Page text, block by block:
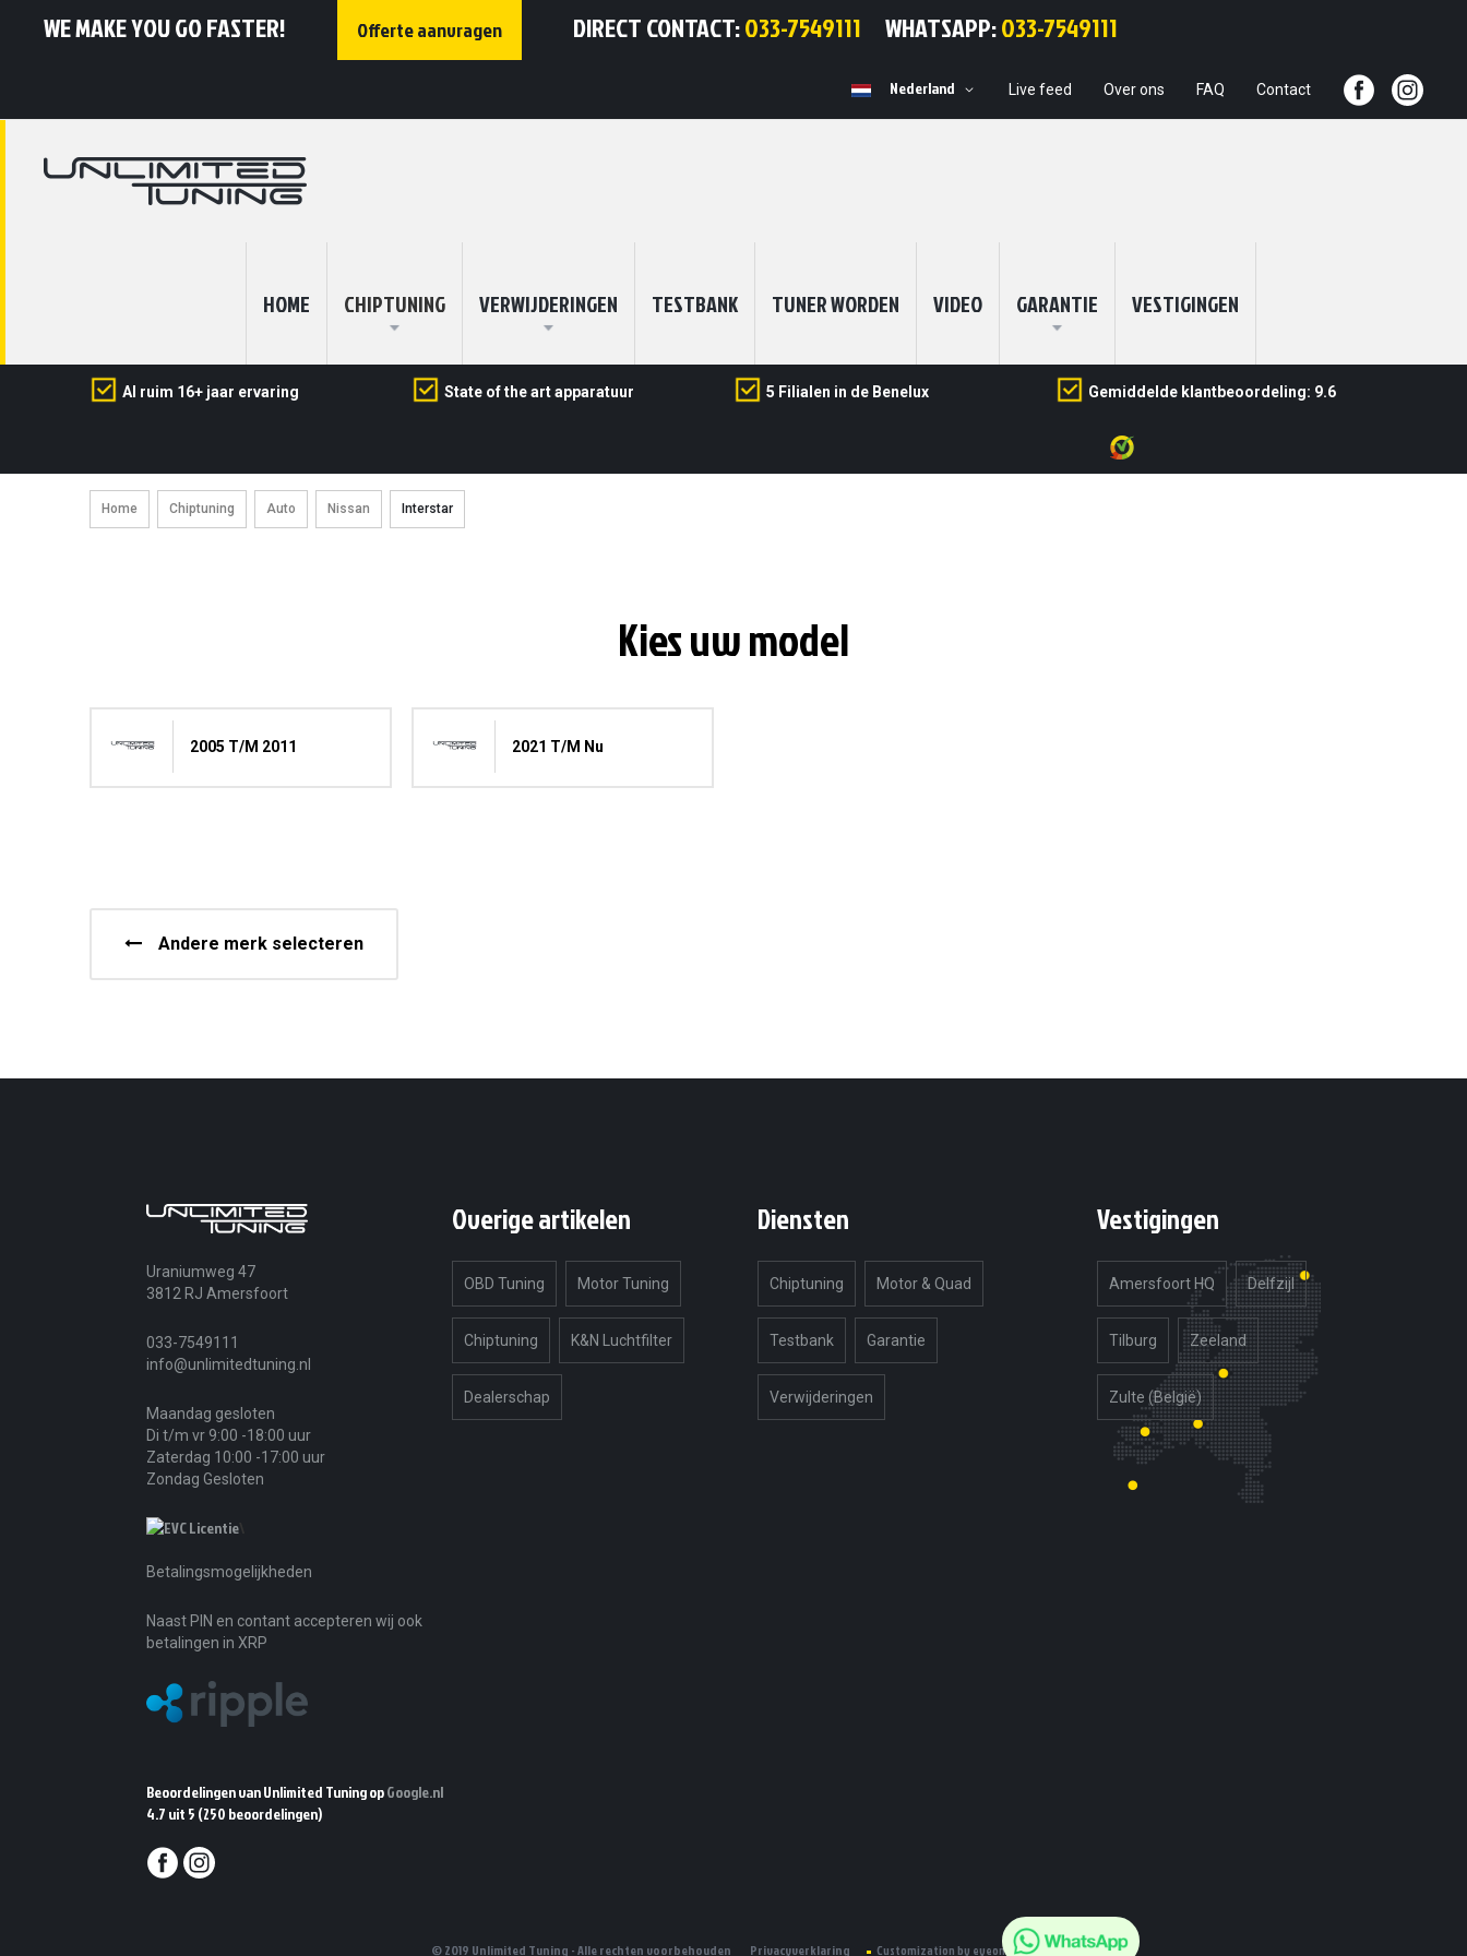
WE MAKE YOU GO FASTER! Offerte aanvragen DIRECT CONTACT:033-7549111 WHATSAPP:033-7549111
Selecteer
Nederland Live feed Over ons FAQ Contact
HOME CHIPTUNING VERWIJDERINGEN TESTBANK TUNER WORDEN VIDEO GARANTIE VESTIGINGEN
Al ruim 16+ jaar ervaring State of the art apparatuur 5 Filialen in de Benelux Gemiddelde klantbeoordeling: 9.6
Home Chiptuning Auto Nissan Interstar
Kies uw model
2005 T/m 2011 2021 T/m Nu
Andere merk selecteren
Uraniumweg 47
3812 RJ Amersfoort
033-7549111
info@unlimitedtuning.nl
Maandag gesloten
Di t/m vr 9:00 -18:00 uur
Zaterdag 10:00 -17:00 uur
Zondag Gesloten
Betalingsmogelijkheden
Naast PIN en contant accepteren wij ook
betalingen in XRP
Beoordelingen van Unlimited Tuning opGoogle.nl
4.7 uit 5 (250 beoordelingen)
Overige artikelen
OBD Tuning Motor Tuning
Chiptuning K&N Luchtfilter
Dealerschap
Diensten
Chiptuning Motor & Quad
Testbank Garantie
Verwijderingen
Vestigingen
Amersfoort HQ Delfzijl
Tilburg Zeeland
Zulte (België)
© 2019 Unlimited Tuning - Alle rechten voorbehouden Privacyverklaring Customization by eyeonline